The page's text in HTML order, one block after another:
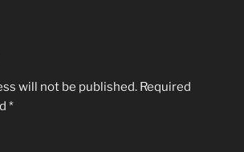
will not be published. Required
*